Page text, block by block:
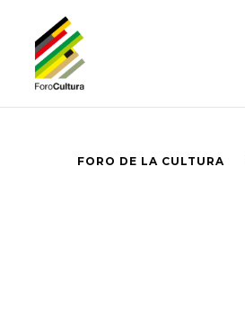
FORO DE LA CULTURA